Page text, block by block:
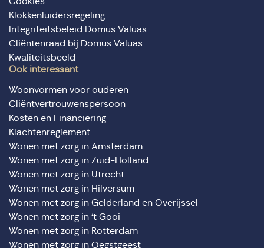
Klokkenluidersregeling
Integriteitsbeleid Domus Valuas
Cliëntenraad bij Domus Valuas
Kwaliteitsbeeld
Ook interessant
Woonvormen voor ouderen
Cliëntvertrouwenspersoon
Kosten en Financiering
Klachtenreglement
Wonen met zorg in Amsterdam
Wonen met zorg in Zuid-Holland
Wonen met zorg in Utrecht
Wonen met zorg in Hilversum
Wonen met zorg in Gelderland en Overijssel
Wonen met zorg in ‘t Gooi
Wonen met zorg in Rotterdam
Wonen met zorg in Oegstgeest